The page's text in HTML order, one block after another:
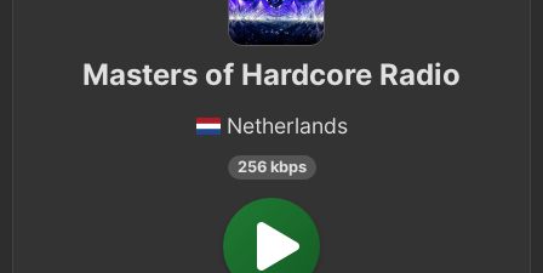
Masters of Hardcore Radio
Netherlands
256 kbps